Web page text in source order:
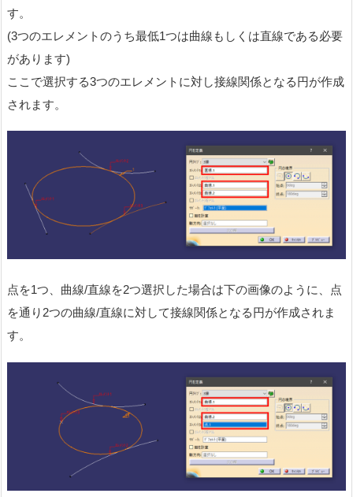
す。
(3つのエレメントのうち最低1つは曲線もしくは直線である必要
があります)
ここで選択する3つのエレメントに対し接線関係となる円が作成
されます。
点を1つ、曲線/直線を2つ選択した場合は下の画像のように、点
を通り2つの曲線/直線に対して接線関係となる円が作成されま
す。